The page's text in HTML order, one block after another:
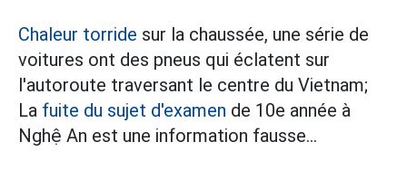
Chaleur torride sur la chaussée, une série de
voitures ont des pneus qui éclatent sur
l'autoroute traversant le centre du Vietnam;
La fuite du sujet d'examen de 10e année à
Nghệ An est une information fausse...